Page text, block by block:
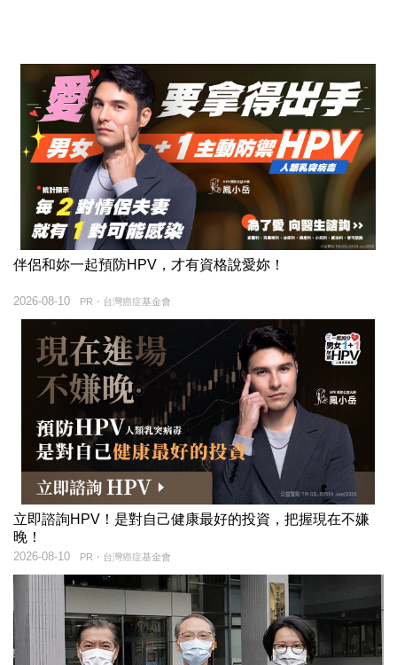
伴侶和妳一起預防HPV，才有資格說愛妳！
PR・台灣癌症基金會
2026-08-10
立即諮詢HPV！是對自己健康最好的投資，把握現在不嫌
晚！
PR・台灣癌症基金會
2026-08-10